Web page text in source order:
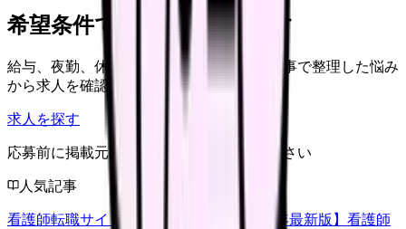
希望条件で看護師求人を探す
給与、夜勤、休み、ブランクなど、この記事で整理した悩み
から求人を確認できます。
求人を探す
応募前に掲載元の最新情報を確認してください
人気記事
看護師転職サイトランキングTOP5【2026年最新版】 看護師